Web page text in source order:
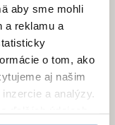
aby sme mohli
a reklamu a
o tom, ako
aj našim
a analýzy.